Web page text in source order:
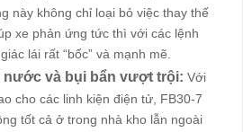
này không chỉ loại bỏ việc thay thế
xe phản ứng tức thì với các lệnh
lái rất “bốc” và mạnh mẽ.
nước và bụi bẩn vượt trội: Với
cho các linh kiện điện tử, FB30-7
tốt cả ở trong nhà kho lẫn ngoài